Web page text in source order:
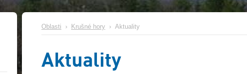
Oblasti › Krušné hory › Aktuality
Aktuality